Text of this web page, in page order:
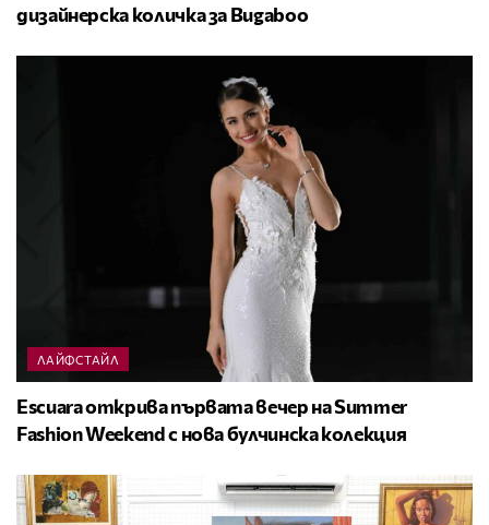
дизайнерска количка за Bugaboo
ЛАЙФСТАЙЛ
Escuara открива първата вечер на Summer
Fashion Weekend с нова булчинска колекция